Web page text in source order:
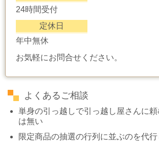
24時間受付
定休日
年中無休
お気軽にお問合せください。
よくあるご相談
単身の引っ越しで引っ越し屋さんに
は無い
限定商品の抽選の行列に並ぶのを代